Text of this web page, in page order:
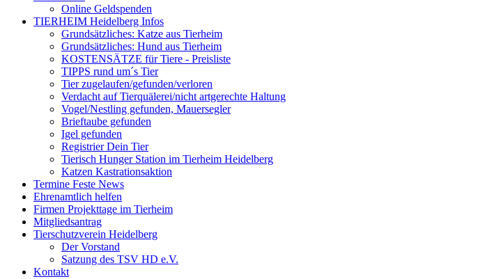
Online Geldspenden
TIERHEIM Heidelberg Infos
Grundsätzliches: Katze aus Tierheim
Grundsätzliches: Hund aus Tierheim
KOSTENSÄTZE für Tiere - Preisliste
TIPPS rund um´s Tier
Tier zugelaufen/gefunden/verloren
Verdacht auf Tierquälerei/nicht artgerechte Haltung
Vogel/Nestling gefunden, Mauersegler
Brieftaube gefunden
Igel gefunden
Registrier Dein Tier
Tierisch Hunger Station im Tierheim Heidelberg
Katzen Kastrationsaktion
Termine Feste News
Ehrenamtlich helfen
Firmen Projekttage im Tierheim
Mitgliedsantrag
Tierschutzverein Heidelberg
Der Vorstand
Satzung des TSV HD e.V.
Kontakt